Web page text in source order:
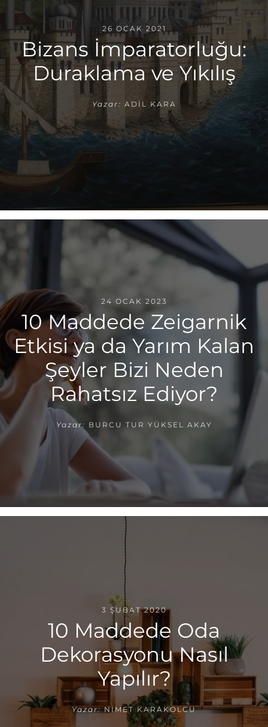
26 OCAK 2021
Bizans İmparatorluğu:
Duraklama ve Yıkılış
Yazar: ADIL KARA
24 OCAK 2023
10 Maddede Zeigarnik
Etkisi ya da Yarım Kalan
Şeyler Bizi Neden
Rahatsız Ediyor?
Yazar: BURCU TUR YÜKSEL AKAY
3 ŞUBAT 2020
10 Maddede Oda
Dekorasyonu Nasıl
Yapılır?
Yazar: NIMET KARAKOLCU